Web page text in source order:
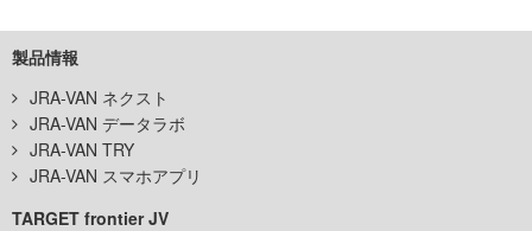
製品情報
JRA-VAN ネクスト
JRA-VAN データラボ
JRA-VAN TRY
JRA-VAN スマホアプリ
TARGET frontier JV